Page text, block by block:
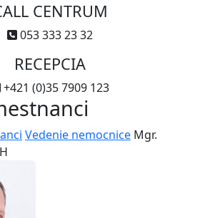
CENTRUM
053 333 23 32
RECEPCIA
+421 (0)35 7909 123
Vedenie nemocnice Mgr.